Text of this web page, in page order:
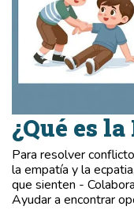
¿Qué es
Para resolver
la empatía y la
que sienten -
Ayudar a encontrar